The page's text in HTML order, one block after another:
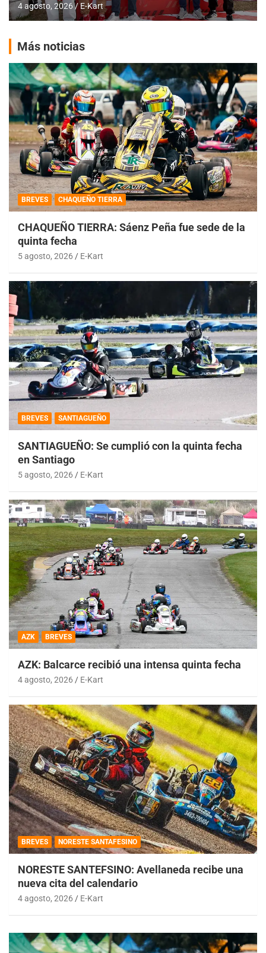
4 agosto, 2026 E-Kart
Más noticias
BREVES CHAQUEÑO TIERRA
CHAQUEÑO TIERRA: Sáenz Peña fue sede de la
quinta fecha
5 agosto, 2026 E-Kart
BREVES SANTIAGUEÑO
SANTIAGUEÑO: Se cumplió con la quinta fecha
en Santiago
5 agosto, 2026 E-Kart
AZK BREVES
AZK: Balcarce recibió una intensa quinta fecha
4 agosto, 2026 E-Kart
BREVES NORESTE SANTAFESINO
NORESTE SANTEFSINO: Avellaneda recibe una
nueva cita del calendario
4 agosto, 2026 E-Kart